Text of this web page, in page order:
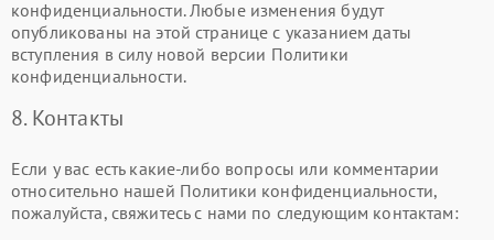
конфиденциальности. Любые изменения будут
опубликованы на этой странице с указанием даты
вступления в силу новой версии Политики
конфиденциальности.
8. Контакты
Если у вас есть какие-либо вопросы или комментарии
относительно нашей Политики конфиденциальности,
пожалуйста, свяжитесь с нами по следующим контактам: